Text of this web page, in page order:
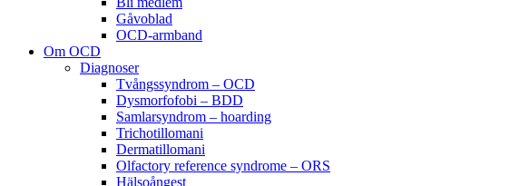
Gåvoblad
OCD-armband
Om OCD
Diagnoser
Tvångssyndrom – OCD
Dysmorfofobi – BDD
Samlarsyndrom – hoarding
Trichotillomani
Dermatillomani
Olfactory reference syndrome – ORS
Hälsoångest